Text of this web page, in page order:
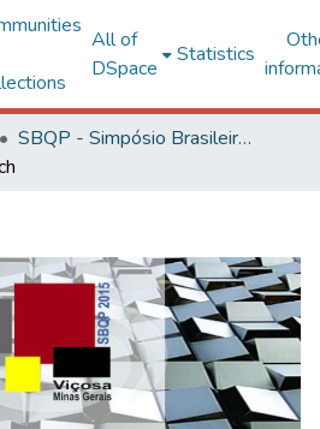
All of
DSpace
Statistics
SBQP - Simpósio Brasileiro de Qualidade do Projeto no Ambiente Construído